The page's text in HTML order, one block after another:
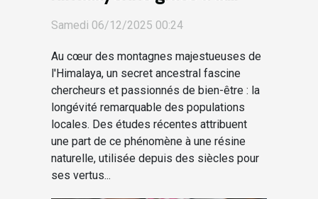
résine naturelle
Samedi 06/12/2025 00:24
Au cœur des montagnes majestueuses de
l'Himalaya, un secret ancestral fascine
chercheurs et passionnés de bien-être : la
longévité remarquable des populations
locales. Des études récentes attribuent
une part de ce phénomène à une résine
naturelle, utilisée depuis des siècles pour
ses vertus...